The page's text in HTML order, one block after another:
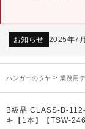
2026年3
お知らせ 2025年7
お知らせ
2025年3
お知らせ
2025年3
ハンガーのタヤ > 業務用
B級品 CLASS-B-
キ【1本】【TSW-